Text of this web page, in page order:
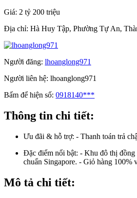
Giá: 2 tỷ 200 triệu
Địa chỉ: Hà Huy Tập, Phường Tự An,
Người đăng: lhoanglong971
Người liên hệ: lhoanglong971
Bấm để hiện số: 0918140***
Thông tin chi tiết:
Ưu đãi & hỗ trợ: - Thanh toán trả
Đặc điểm nổi bật: - Khu đô thị đồng
chuẩn Singapore. - Giỏ hàng 100%
Mô tả chi tiết: